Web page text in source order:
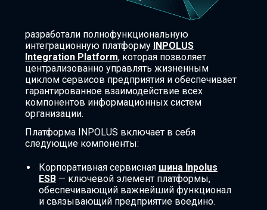
разработали полнофункциональную
интеграционную платформу INPOLUS
Integration Platform, которая позволяет
централизованно управлять жизненным
циклом сервисов предприятия и обеспечивает
гарантированное взаимодействие всех
компонентов информационных систем
организации.
Платформа INPOLUS включает в себя
следующие компоненты:
Корпоративная сервисная шина Inpolus
ESB — ключевой элемент платформы,
обеспечивающий важнейший функционал
и связывающий предприятие воедино.